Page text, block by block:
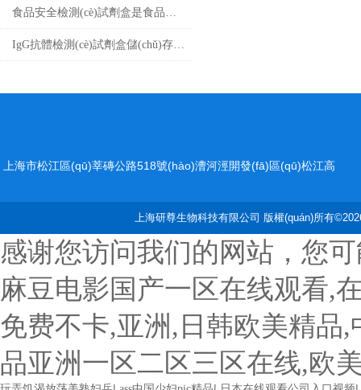
食品安全檢測(cè)試劑盒是食品安全領(lǐng)域的重要工具
IgG抗體檢測(cè)試劑盒儲(chǔ)存條件與有效期管理
上海市松江區(qū)莘磚公路518號(hào)漕河涇開發(fā)區(qū)松江高
上海研尊生物科技有限公司 版權(quán)所有
感谢您访问我们的网站，您
麻豆电影国产一区在线观看,
免费不卡,亚洲,日韩欧美精品
品亚洲一区二区三区在线,欧